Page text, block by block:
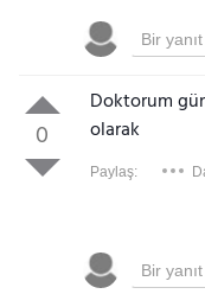
0
Doktorum
olarak
Paylaş: